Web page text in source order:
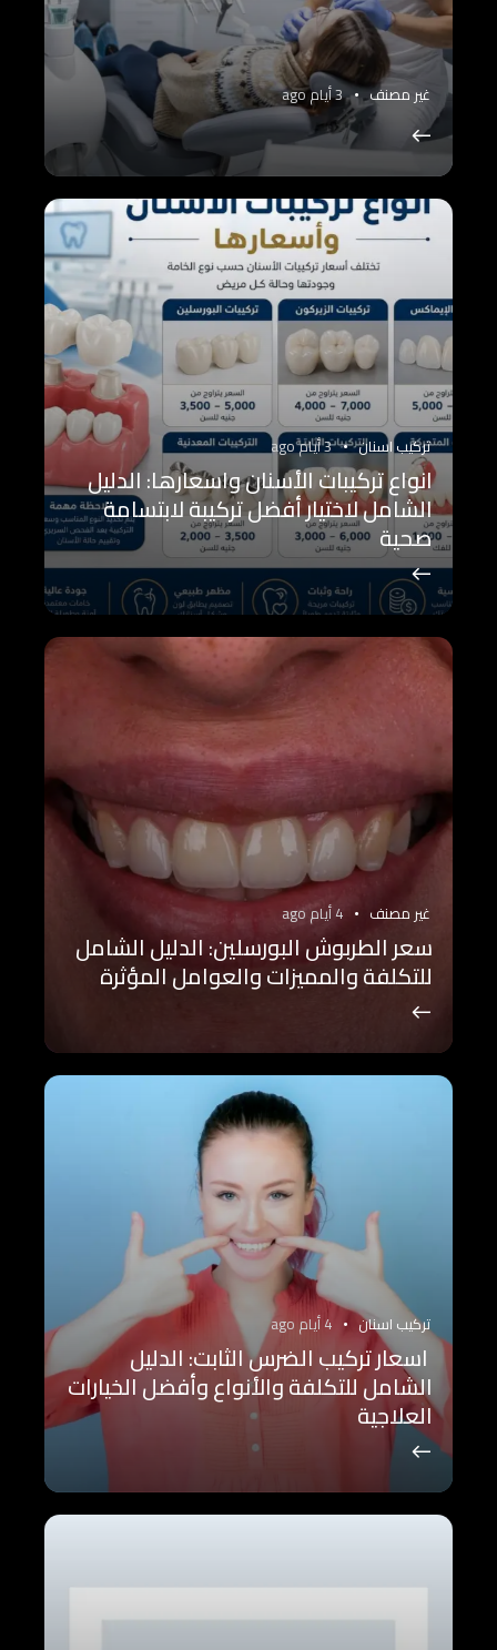
غير مصنف 3 أيام ago
تركيب اسنان 3 أيام ago
انواع تركيبات الأسنان واسعارها: الدليل
الشامل لاختيار أفضل تركيبة لابتسامة
صحية
غير مصنف 4 أيام ago
سعر الطربوش البورسلين: الدليل الشامل
للتكلفة والمميزات والعوامل المؤثرة
تركيب اسنان 4 أيام ago
اسعار تركيب الضرس الثابت: الدليل
الشامل للتكلفة والأنواع وأفضل الخيارات
العلاجية